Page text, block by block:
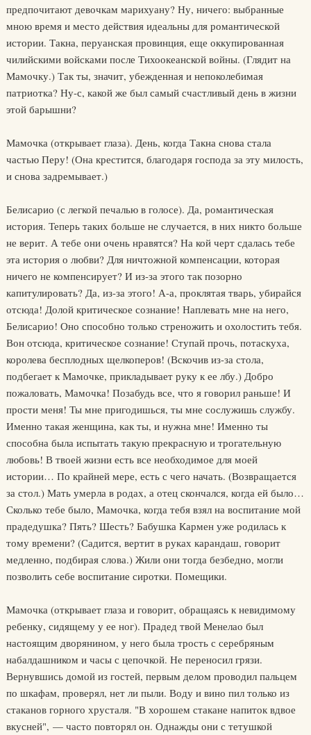
предпочитают девочкам марихуану? Ну, ничего: выбранные
мною время и место действия идеальны для романтической
истории. Такна, перуанская провинция, еще оккупированная
чилийскими войсками после Тихоокеанской войны. (Глядит на
Мамочку.) Так ты, значит, убежденная и непоколебимая
патриотка? Ну-с, какой же был самый счастливый день в жизни
этой барышни?
Мамочка (открывает глаза). День, когда Такна снова стала
частью Перу! (Она крестится, благодаря господа за эту милость,
и снова задремывает.)
Белисарио (с легкой печалью в голосе). Да, романтическая
история. Теперь таких больше не случается, в них никто больше
не верит. А тебе они очень нравятся? На кой черт сдалась тебе
эта история о любви? Для ничтожной компенсации, которая
ничего не компенсирует? И из-за этого так позорно
капитулировать? Да, из-за этого! А-а, проклятая тварь, убирайся
отсюда! Долой критическое сознание! Наплевать мне на него,
Белисарио! Оно способно только стреножить и охолостить тебя.
Вон отсюда, критическое сознание! Ступай прочь, потаскуха,
королева бесплодных щелкоперов! (Вскочив из-за стола,
подбегает к Мамочке, прикладывает руку к ее лбу.) Добро
пожаловать, Мамочка! Позабудь все, что я говорил раньше! И
прости меня! Ты мне пригодишься, ты мне сослужишь службу.
Именно такая женщина, как ты, и нужна мне! Именно ты
способна была испытать такую прекрасную и трогательную
любовь! В твоей жизни есть все необходимое для моей
истории… По крайней мере, есть с чего начать. (Возвращается
за стол.) Мать умерла в родах, а отец скончался, когда ей было…
Сколько тебе было, Мамочка, когда тебя взял на воспитание мой
прадедушка? Пять? Шесть? Бабушка Кармен уже родилась к
тому времени? (Садится, вертит в руках карандаш, говорит
медленно, подбирая слова.) Жили они тогда безбедно, могли
позволить себе воспитание сиротки. Помещики.
Мамочка (открывает глаза и говорит, обращаясь к невидимому
ребенку, сидящему у ее ног). Прадед твой Менелао был
настоящим дворянином, у него была трость с серебряным
набалдашником и часы с цепочкой. Не переносил грязи.
Вернувшись домой из гостей, первым делом проводил пальцем
по шкафам, проверял, нет ли пыли. Воду и вино пил только из
стаканов горного хрусталя. "В хорошем стакане напиток вдвое
вкусней", — часто повторял он. Однажды они с тетушкой